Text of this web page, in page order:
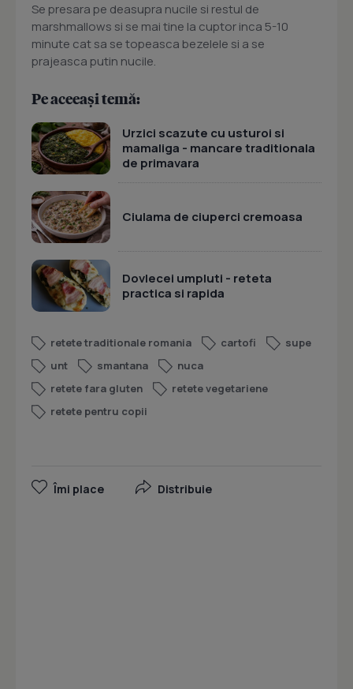
Se presara pe deasupra nucile si restul de
marshmallows si se mai tine la cuptor inca 5-10
minute cat sa se topeasca bezelele si a se
prajeasca putin nucile.
Pe aceeași temă:
Urzici scazute cu usturoi si
mamaliga - mancare traditionala
de primavara
Ciulama de ciuperci cremoasa
Dovlecei umpluti - reteta
practica si rapida
retete traditionale romania cartofi
supe
unt
smantana
nuca
retete fara gluten
retete vegetariene
retete pentru copii
Îmi place Distribuie